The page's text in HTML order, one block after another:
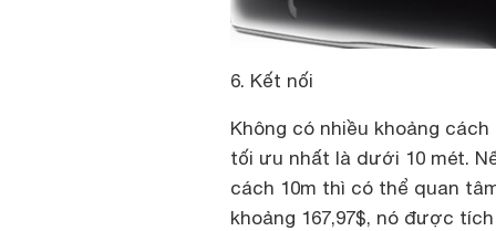
6. Kết nối
Không có nhiều khoảng
tối ưu nhất là dưới 10 mét.
cách 10m thì có thể quan
khoảng 167,97$, nó được